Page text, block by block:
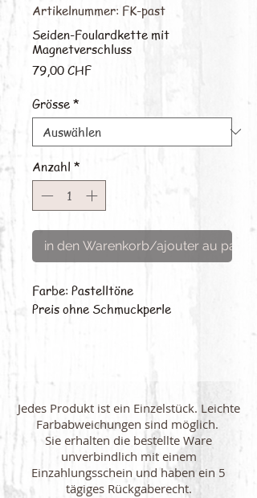
Artikelnummer: FK-past
Seiden-Foulardkette mit
Magnetverschluss
79,00 CHFPreis
Grösse *
Anzahl *
in den Warenkorb/ajouter au panier
Farbe: Pastelltöne
Preis ohne Schmuckperle
Jedes Produkt ist ein Einzelstück. Leichte
Farbabweichungen sind möglich.
Sie erhalten die bestellte Ware
unverbindlich mit einem
Einzahlungsschein und haben ein 5
tägiges Rückgaberecht.